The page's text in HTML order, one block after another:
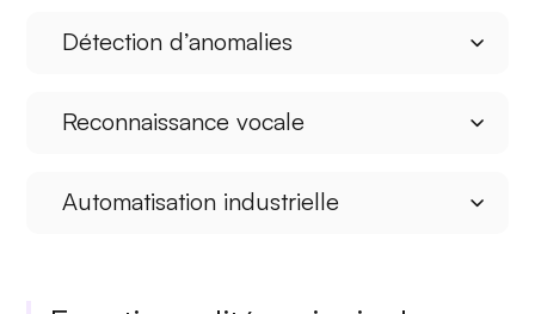
Détection d’anomalies
Reconnaissance vocale
Automatisation industrielle